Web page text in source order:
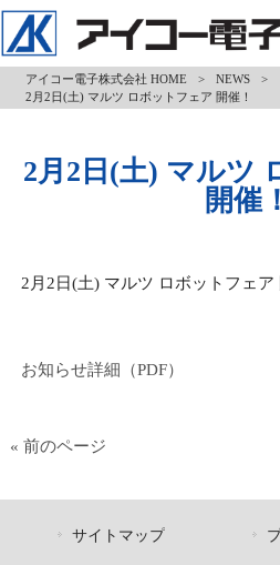
アイコー電子株式会社 HOME > NEWS
>
2月2日(土) マルツ ロボットフェア 開催！
2月2日(土) マルツ
開催！
2月2日(土) マルツ ロボットフェア
お知らせ詳細（PDF）
« 前のページ
サイトマップ